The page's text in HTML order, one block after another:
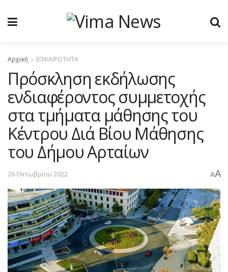
Αρχική ΕΠΙΚΑΙΡΟΤΗΤΑ
Πρόσκληση εκδήλωσης
ενδιαφέροντος συμμετοχής
στα τμήματα μάθησης του
Κέντρου Διά Βίου Μάθησης
του Δήμου Αρταίων
26 Οκτωβρίου 2022 AA